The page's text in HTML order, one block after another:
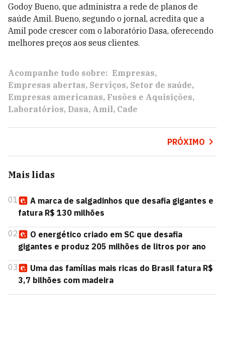
Godoy Bueno, que administra a rede de planos de
saúde Amil. Bueno, segundo o jornal, acredita que a
Amil pode crescer com o laboratório Dasa, oferecendo
melhores preços aos seus clientes.
Acompanhe tudo sobre: Empresas
Empresas abertas Serviços Setor de saúde
Empresas americanas Fusões e Aquisições
Laboratórios Dasa Amil Cade
PRÓXIMO
Mais lidas
01
A marca de salgadinhos que desafia gigantes e
fatura R$ 130 milhões
02
O energético criado em SC que desafia
gigantes e produz 205 milhões de litros por ano
03
Uma das famílias mais ricas do Brasil fatura R$
3,7 bilhões com madeira